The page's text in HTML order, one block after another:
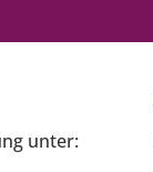
unter: